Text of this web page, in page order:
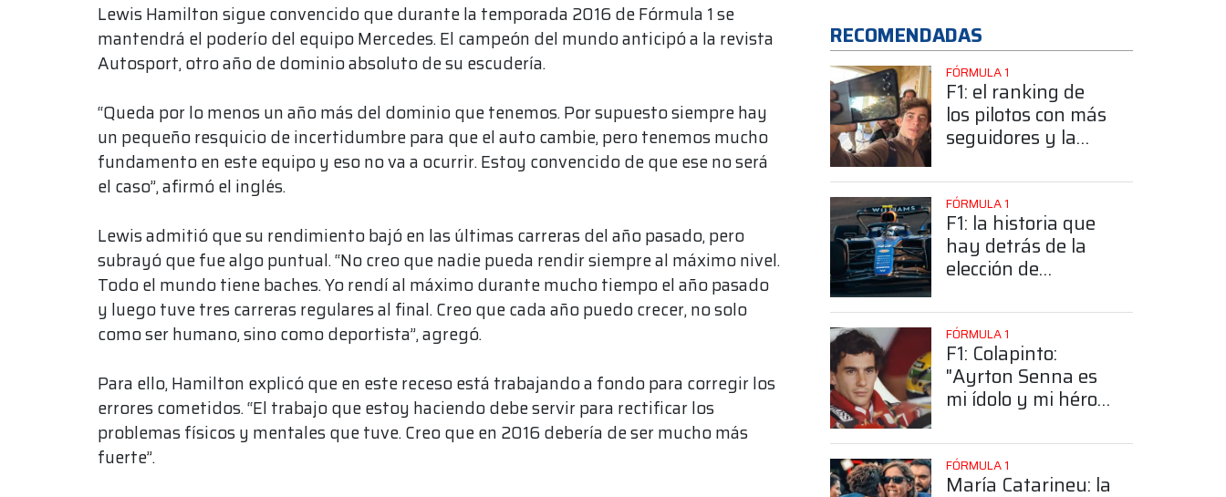
Lewis Hamilton sigue convencido que durante la temporada 2016 de Fórmula 1 se
mantendrá el poderío del equipo Mercedes. El campeón del mundo anticipó a la revista
Autosport, otro año de dominio absoluto de su escudería.
“Queda por lo menos un año más del dominio que tenemos. Por supuesto siempre hay
un pequeño resquicio de incertidumbre para que el auto cambie, pero tenemos mucho
fundamento en este equipo y eso no va a ocurrir. Estoy convencido de que ese no será
el caso”, afirmó el inglés.
Lewis admitió que su rendimiento bajó en las últimas carreras del año pasado, pero
subrayó que fue algo puntual. “No creo que nadie pueda rendir siempre al máximo nivel.
Todo el mundo tiene baches. Yo rendí al máximo durante mucho tiempo el año pasado
y luego tuve tres carreras regulares al final. Creo que cada año puedo crecer, no solo
como ser humano, sino como deportista”, agregó.
Para ello, Hamilton explicó que en este receso está trabajando a fondo para corregir los
errores cometidos. “El trabajo que estoy haciendo debe servir para rectificar los
problemas físicos y mentales que tuve. Creo que en 2016 debería de ser mucho más
fuerte”.
RECOMENDADAS
FÓRMULA 1
F1: el ranking de
los pilotos con más
seguidores y la
posición de
Colapinto
FÓRMULA 1
F1: la historia que
hay detrás de la
elección de
número 43
FÓRMULA 1
F1: Colapinto:
"Ayrton Senna es
mi ídolo y mi héroe
FÓRMULA 1
María Catarineu: la